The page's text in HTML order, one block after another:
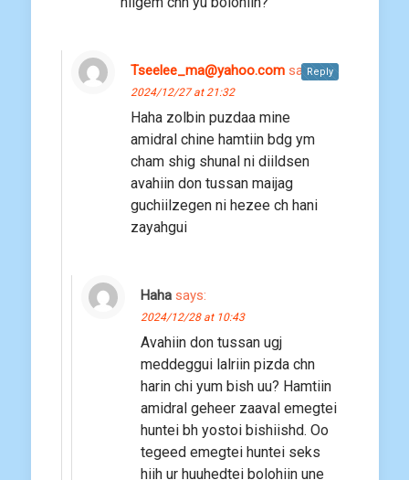
Tseelee_ma@yahoo.com says:
2024/12/27 at 21:32
Haha zolbin puzdaa mine
amidral chine hamtiin bdg ym
cham shig shunal ni diildsen
avahiin don tussan maijag
guchiilzegen ni hezee ch hani
zayahgui
Reply
Haha says:
2024/12/28 at 10:43
Avahiin don tussan ugj
meddeggui lalriin pizda chn
harin chi yum bish uu? Hamtiin
amidral geheer zaaval emegtei
huntei bh yostoi bishiishd. Oo
tegeed emegtei huntei seks
hiih ur huuhedtei bolohiin une